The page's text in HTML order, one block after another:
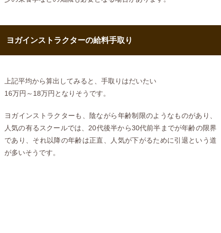
ヨガインストラクターの給料手取り
上記平均から算出してみると、手取りはだいたい
16万円～18万円となりそうです。
ヨガインストラクターも、陰ながら年齢制限のようなものがあり、
人気の有るスクールでは、20代後半から30代前半までが年齢の限界
であり、それ以降の年齢は正直、人気が下がるために引退という道
が多いそうです。